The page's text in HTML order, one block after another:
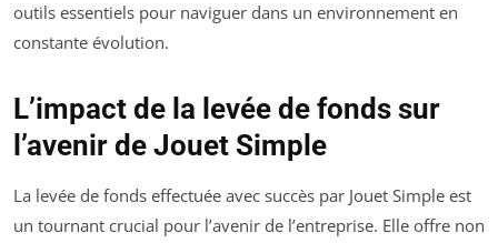
outils essentiels pour naviguer dans un environnement en
constante évolution.
L’impact de la levée de fonds sur
l’avenir de Jouet Simple
La levée de fonds effectuée avec succès par Jouet Simple est
un tournant crucial pour l’avenir de l’entreprise. Elle offre non